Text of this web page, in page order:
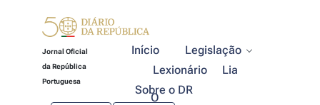
Jornal Oficial
da República
Portuguesa
Início
Legislação
Lexionário
Lia
Sobre o DR
O